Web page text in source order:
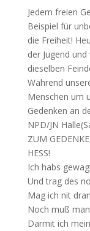
Jedem freien
Beispiel für
die Freiheit!
der Jugend
dieselben
Während
Menschen um
Gedenken an
NPD/JN
ZUM
HESS!
Ich habs
Und trag des
Mag ich nit
Noch muß
Darmit ich mein